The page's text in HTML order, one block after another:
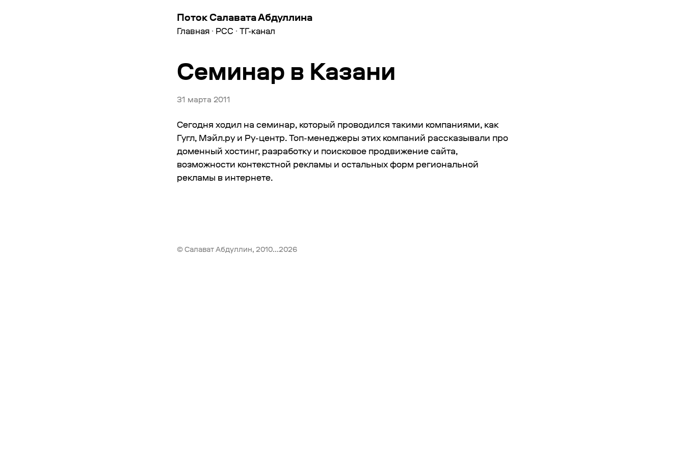
Поток Салавата Абдуллина
Главная · РСС · ТГ-канал
Семинар в Казани
31 марта 2011
Сегодня ходил на семинар, который проводился такими компаниями, как
Гугл, Мэйл.ру и Ру-центр. Топ-менеджеры этих компаний рассказывали про
доменный хостинг, разработку и поисковое продвижение сайта,
возможности контекстной рекламы и остальных форм региональной
рекламы в интернете.
© Салават Абдуллин, 2010...2026